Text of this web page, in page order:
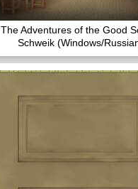
The Adventures of the Good
Schweik (Windows/